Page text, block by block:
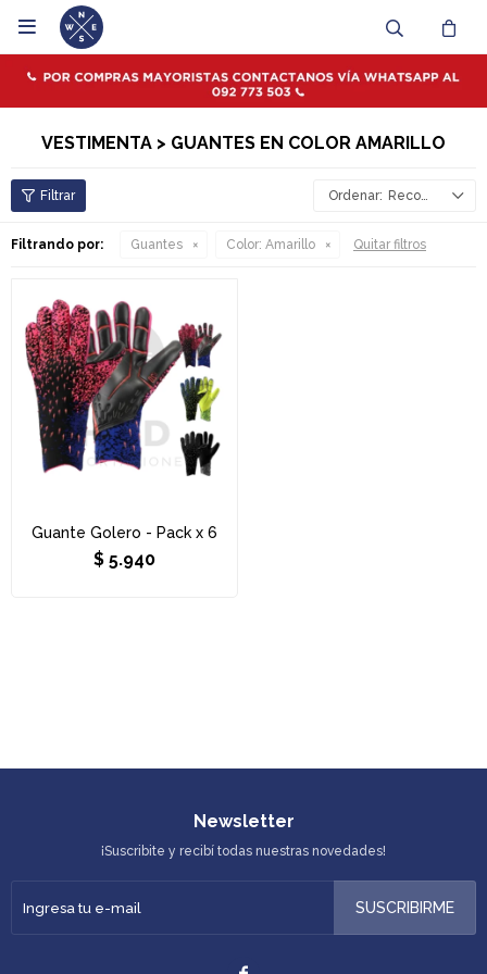

VESTIMENTA > GUANTES EN COLOR AMARILLO
Recomendados
Filtrando por: Guantes Color: Amarillo Quitar filtros
Guante Golero - Pack x 6
$ 5.940
Newsletter
¡Suscribite y recibí todas nuestras novedades!
SUSCRIBIRME